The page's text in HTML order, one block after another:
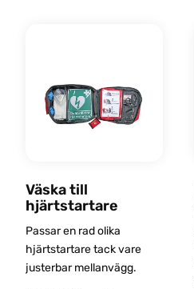
Väska till
hjärtstartare
Passar en rad olika
hjärtstartare tack vare
justerbar mellanvägg.